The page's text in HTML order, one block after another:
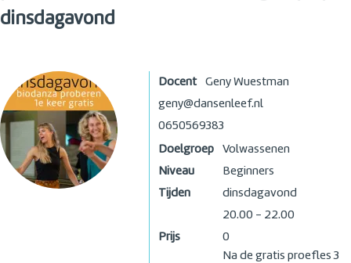
dinsdagavond
Docent
Geny Wuestman
geny@dansenleef.nl
0650569383
Doelgroep
Volwassenen
Niveau
Beginners
Tijden
dinsdagavond
20.00 - 22.00
Prijs
0
Na de gratis proefles 3